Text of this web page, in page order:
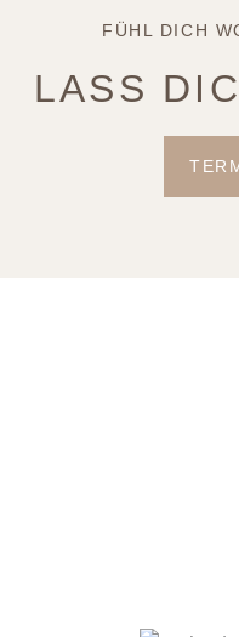
FÜHL DICH
LASS